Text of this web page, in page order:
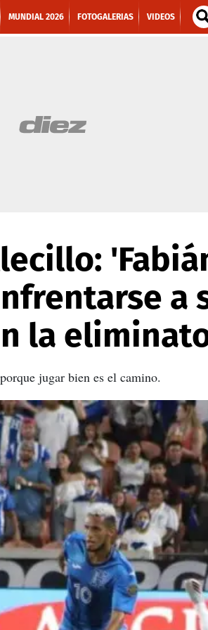
MUNDIAL 2026 FOTOGALERIAS VIDEOS
a
la
jugar bien es el camino.